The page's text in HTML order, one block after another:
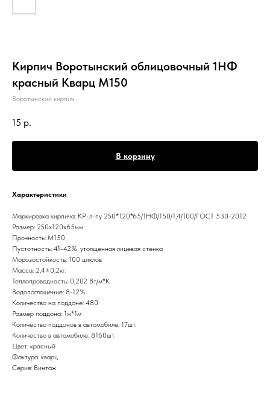
Кирпич Воротынский облицовочный 1НФ
красный Кварц М150
Воротынский кирпич
15 р.
В корзину
Характеристики
Маркировка кирпича: КР-л-пу 250*120*65/1НФ/150/1,4/100/ГОСТ 530-2012
Размер: 250х120х65мм.
Прочность: М150
Пустотность: 41-42%, утолщенная лицевая стенка
Морозостойкость: 100 циклов
Масса: 2,4±0,2кг.
Теплопроводность: 0,202 Вт/м*К
Водопоглощение: 8-12%
Количество на поддоне: 480
Размер поддона: 1м*1м
Количество поддонов в автомобиле: 17шт.
Количество в автомобиле: 8160шт.
Цвет: красный
Фактура: кварц
Серия: Винтаж